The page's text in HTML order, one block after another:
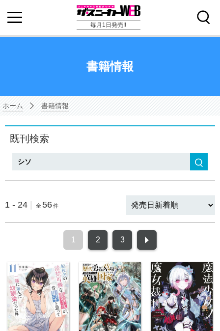
毎月1日発売!!
書籍情報
ホーム 書籍情報
既刊検索
1 - 24 全 56件
1 2 3